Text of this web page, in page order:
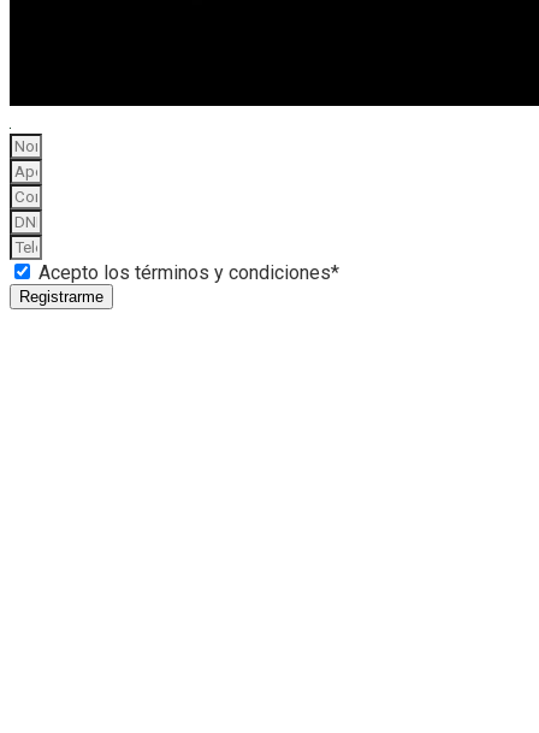
Acepto los términos y condiciones*
Registrarme